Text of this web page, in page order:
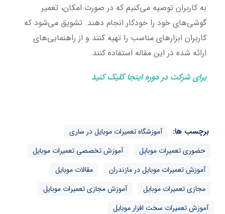
به کاربران توصیه می‌کنیم که در صورت امکان، تعمیر
گوشی‌های خود را خودکار انجام دهند. تشویق می‌شود که
کاربران ابزارهای مناسب را تهیه کنند و از راهنمایی‌های
ارائه شده در این مقاله استفاده کنند.
برای شرکت در دوره اینجا کلیک کنید
برچسب ها:
آموزشگاه تعمیرات موبایل در ساری
حضوری تعمیرات موبایل
آموزش تخصصی تعمیرات موبایل
آموزش تعمیرات موبایل در مازندران
مقالات موبایل
مجازی تعمیرات موبایل
آموزش مجازی تعمیرات موبایل
آموزش تعمیرات سخت افزار موبایل